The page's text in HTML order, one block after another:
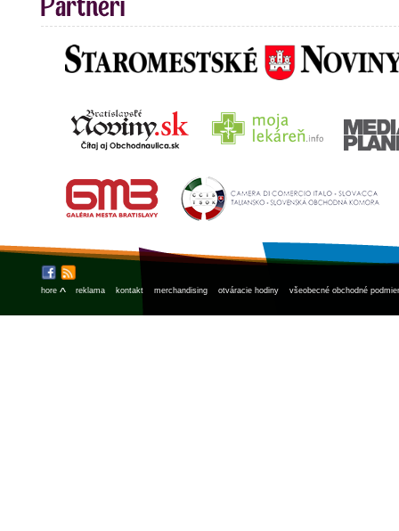
hore ^ reklama kontakt merchandising otváracie hodiny všeobecné obchodné